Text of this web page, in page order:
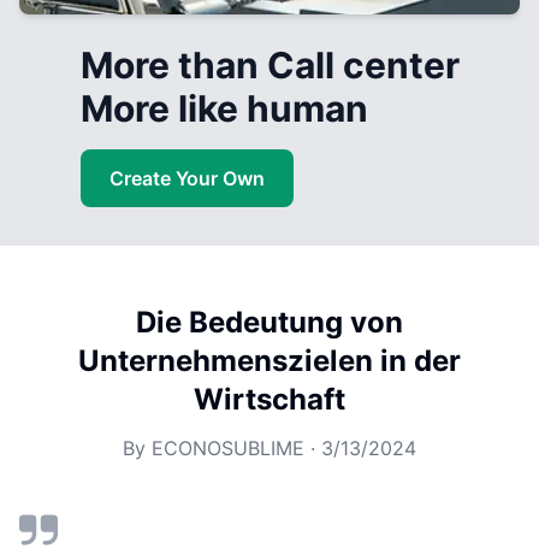
More than Call center
More like human
Create Your Own
Die Bedeutung von
Unternehmenszielen in der
Wirtschaft
By ECONOSUBLIME · 3/13/2024